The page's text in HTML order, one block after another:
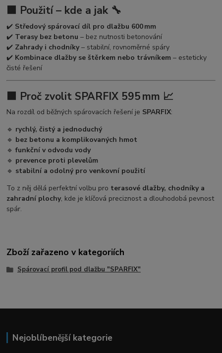
🟧 Použití – kde a jak 🔧
✔️ Středový spárovací díl pro dlažbu 600 mm
✔️ Terasy bez betonu – bez nutnosti betonování
✔️ Zahrady i chodníky– stabilní, rovnoměrné spáry
✔️ Kombinace dlažby se štěrkem nebo trávníkem – esteticky
čisté řešení
🟧 Proč zvolit SPARFIX 595 mm 📈
Na rozdíl od běžných spárovacích řešení je SPARFIX:
🔹 rychlý, čistý a jednoduchý
🔹 bez betonu a komplikovaných hmot
🔹funkční v odvodu vody
🔹 prevence proti plevelům
🔹 stabilní a odolný pro venkovní použití
To z něj dělá perfektní volbu pro terasové dlažby, chodníky a
zahradní plochy, kde je klíčová preciznost a dlouhodobá pevnost
spár.
Zboží zařazeno v kategoriích
Spárovací profil pod dlažbu "SPARFIX"
Nejoblíbenější kategorie